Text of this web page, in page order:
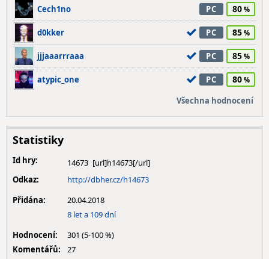
Cech1no PC 80
d0kker PC 85
jjjaaarrraaa PC 85
atypic_one PC 80
Všechna hodnocení
Statistiky
Id hry:
14673
Odkaz:
http://dbher.cz/h14673
Přidána:
20.04.2018
8 let a 109 dní
Hodnocení:
301 (5-100 %)
Komentářů:
27